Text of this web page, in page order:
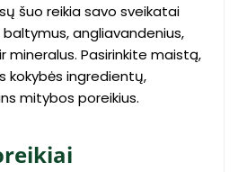
šuo reikia savo sveikatai
angliavandenius,
mineralus. Pasirinkite maistą,
kokybės ingredientų,
mitybos poreikius.